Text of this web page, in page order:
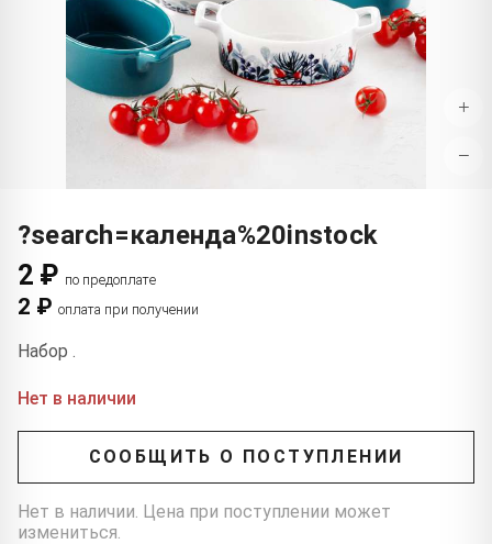
+
−
?search=календа%20instock
2 ₽ по предоплате
2 ₽ оплата при получении
Набор .
Нет в наличии
СООБЩИТЬ О ПОСТУПЛЕНИИ
Нет в наличии. Цена при поступлении может
измениться.